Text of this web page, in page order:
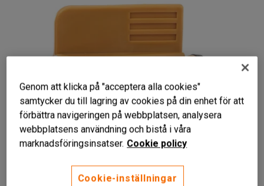
Genom att klicka på "acceptera alla cookies"
samtycker du till lagring av cookies på din enhet för att
förbättra navigeringen på webbplatsen, analysera
webbplatsens användning och bistå i våra
marknadsföringsinsatser. Cookie policy
Cookie-inställningar